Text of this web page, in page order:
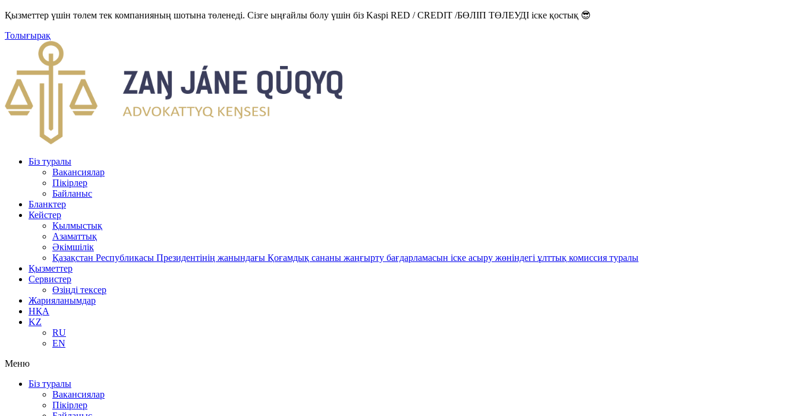
Қызметтер үшін төлем тек компанияның шотына төленеді. Сізге ыңғайлы болу үшін біз Kaspi RED / CREDIT /БӨЛІП ТӨЛЕУДІ іске қостық 😎
Толығырақ
Біз туралы
Вакансиялар
Пікірлер
Байланыс
Бланктер
Кейстер
Қылмыстық
Азаматтық
Әкімшілік
Қазақстан Республикасы Президентінің жанындағы Қоғамдық сананы жаңғырту бағдарламасын іске асыру жөніндегі ұлттық комиссия туралы
Қызметтер
Сервистер
Өзіңді тексер
Жарияланымдар
НҚА
KZ
RU
EN
Меню
Біз туралы
Вакансиялар
Пікірлер